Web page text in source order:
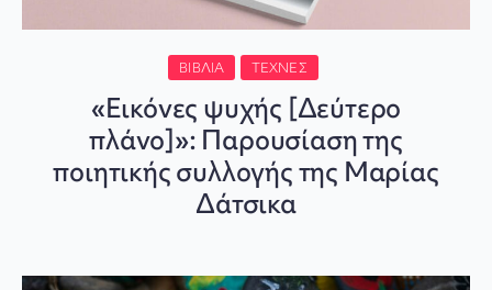
ΒΙΒΛΊΑ ΤΈΧΝΕΣ
«Εικόνες ψυχής [Δεύτερο
πλάνο]»: Παρουσίαση της
ποιητικής συλλογής της Μαρίας
Δάτσικα